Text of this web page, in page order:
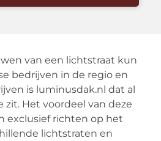
van een lichtstraat kun
bedrijven in de regio en
is luminusdak.nl dat al
zit. Het voordeel van deze
exclusief richten op het
lichtstraten en